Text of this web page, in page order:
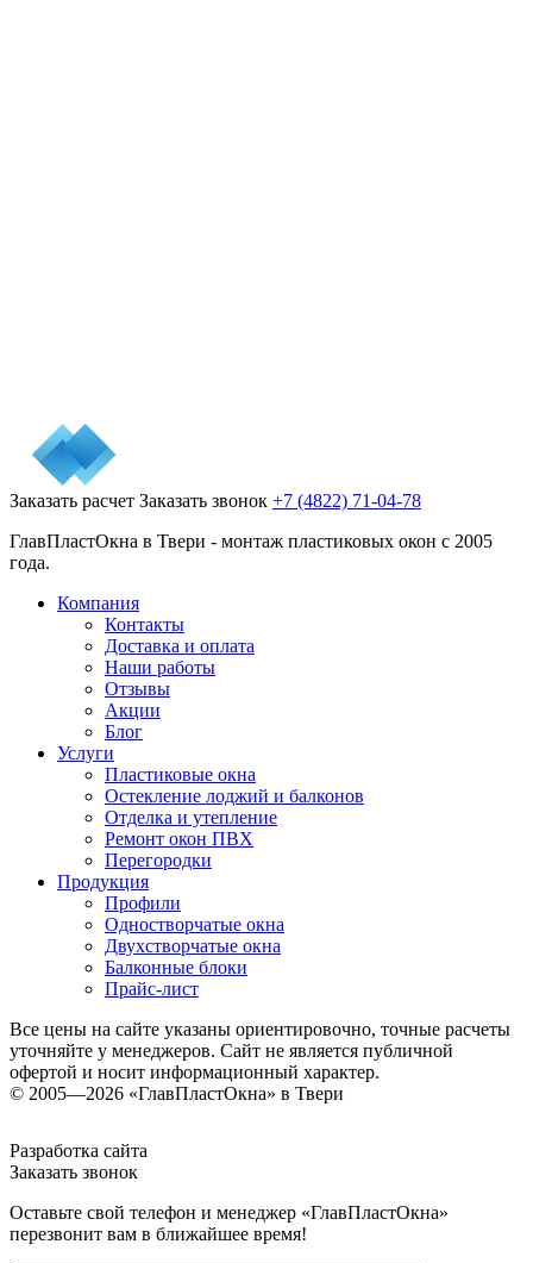
Заказать расчет Заказать звонок +7 (4822) 71-04-78
ГлавПластОкна в Твери - монтаж пластиковых окон с 2005
года.
Компания
Контакты
Доставка и оплата
Наши работы
Отзывы
Акции
Блог
Услуги
Пластиковые окна
Остекление лоджий и балконов
Отделка и утепление
Ремонт окон ПВХ
Перегородки
Продукция
Профили
Одностворчатые окна
Двухстворчатые окна
Балконные блоки
Прайс-лист
Все цены на сайте указаны ориентировочно, точные расчеты
уточняйте у менеджеров. Сайт не является публичной
офертой и носит информационный характер.
© 2005—2026 «ГлавПластОкна» в Твери
Разработка сайта
Заказать звонок
Оставьте свой телефон и менеджер «ГлавПластОкна»
перезвонит вам в ближайшее время!